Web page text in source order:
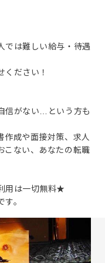
では難しい給与・待遇
ください！
信がない…という方も
作成や面接対策、求人
こない、あなたの転職
用は一切無料★
。